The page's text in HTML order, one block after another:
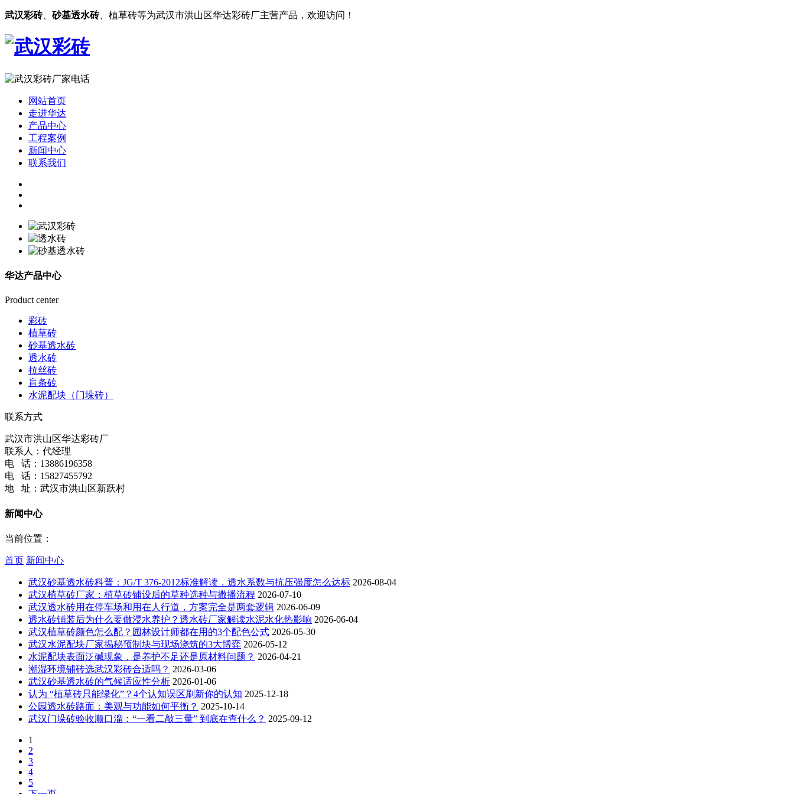
武汉彩砖、 砂基透水砖、植草砖等为武汉市洪山区华达彩砖厂主营产品，欢迎访问！
网站首页
走进华达
产品中心
工程案例
新闻中心
联系我们
华达产品中心
Product center
彩砖
植草砖
砂基透水砖
透水砖
拉丝砖
盲条砖
水泥配块（门垛砖）
联系方式
武汉市洪山区华达彩砖厂
联系人：代经理
电 话：13886196358
电 话：15827455792
地 址：武汉市洪山区新跃村
新闻中心
当前位置：
首页 新闻中心
武汉砂基透水砖科普：JG/T 376-2012标准解读，透水系数与抗压强度怎么达标 2026-08-04
武汉植草砖厂家：植草砖铺设后的草种选种与撒播流程 2026-07-10
武汉透水砖用在停车场和用在人行道，方案完全是两套逻辑 2026-06-09
透水砖铺装后为什么要做浸水养护？透水砖厂家解读水泥水化热影响 2026-06-04
武汉植草砖颜色怎么配？园林设计师都在用的3个配色公式 2026-05-30
武汉水泥配块厂家揭秘预制块与现场浇筑的3大博弈 2026-05-12
水泥配块表面泛碱现象，是养护不足还是原材料问题？ 2026-04-21
潮湿环境铺砖选武汉彩砖合适吗？ 2026-03-06
武汉砂基透水砖的气候适应性分析 2026-01-06
认为 “植草砖只能绿化”？4个认知误区刷新你的认知 2025-12-18
公园透水砖路面：美观与功能如何平衡？ 2025-10-14
武汉门垛砖验收顺口溜：“一看二敲三量” 到底在查什么？ 2025-09-12
1
2
3
4
5